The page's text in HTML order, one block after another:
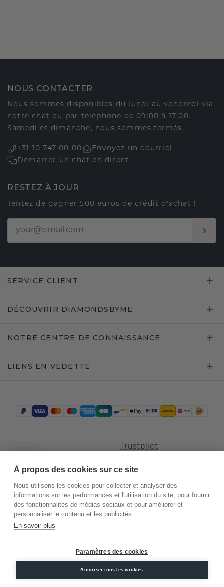
NOUS CONTACTER
Nous sommes disponibles du lundi au vendredi via
notre chat ou par téléphone de 09:00 à 17:00.
Samedi et dimanche, nous sommes fermés.
+31 10 747 00 00
Envoyez un courriel
Démarrer un chat en direct
RESTEZ À JOUR
Tentez de gagner 500 euros de crédit d'achat !
SERVICE CLIENT
DÉCOUVRIR DIAMONDSBYME
NOTRE CENTRE DE CONNAISSANCE
LIENS EN VEDETTE
Trustpilot
.DiamondsByMe
Conditions
Confidentialité
Mentions
À propos des cookies sur ce site
Nous utilisons les cookies pour collecter et analyser des
informations sur les performances et l'utilisation du site, pour fournir
des fonctionnalités de médias sociaux et pour améliorer et
personnaliser le contenu et les publicités.
En savoir plus
Paramètres des cookies
Autoriser tous les cookies